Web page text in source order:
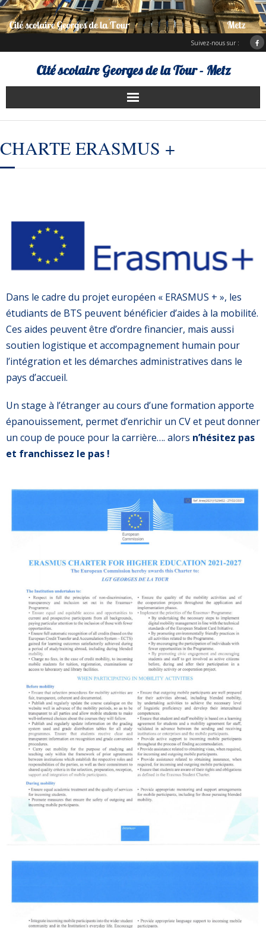
Suivez-nous sur :
Cité scolaire Georges de la Tour - Metz
Présentation
Services d’hébergement
CHARTE ERASMUS +
Dans le cadre du projet européen « ERASMUS + », les
étudiants de BTS peuvent bénéficier d’aides à la mobilité.
Ces aides peuvent être d’ordre financier, mais aussi
soutien logistique et accompagnement humain pour
l’intégration et les démarches administratives dans le
pays d’accueil.
Un stage à l’étranger au cours d’une formation apporte
épanouissement, permet d’enrichir un CV et peut donner
un coup de pouce pour la carrière…. alors n’hésitez pas
et franchissez le pas !